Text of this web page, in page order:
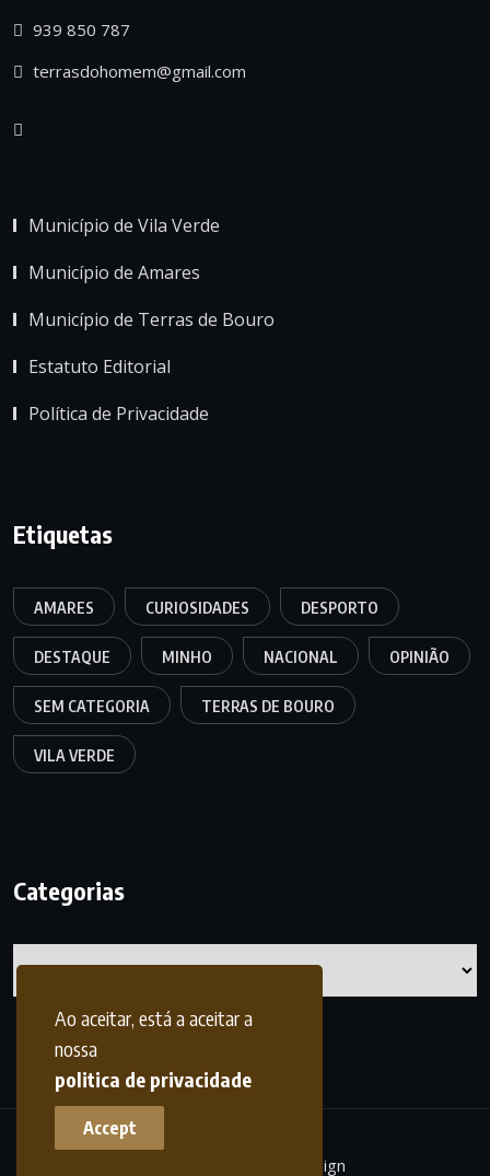
Ao aceitar, está a aceitar a
nossa
politica de privacidade
Accept
939 850 787
terrasdohomem@gmail.com
Município de Vila Verde
Município de Amares
Município de Terras de Bouro
Estatuto Editorial
Política de Privacidade
Etiquetas
AMARES CURIOSIDADES DESPORTO
DESTAQUE MINHO NACIONAL OPINIÃO
SEM CATEGORIA TERRAS DE BOURO
VILA VERDE
Categorias
frdesign